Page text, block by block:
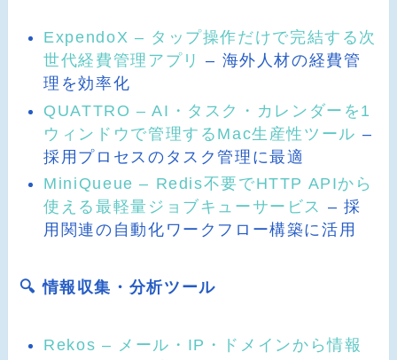
ExpendoX – タップ操作だけで完結する次
世代経費管理アプリ – 海外人材の経費管
理を効率化
QUATTRO – AI・タスク・カレンダーを1
ウィンドウで管理するMac生産性ツール –
採用プロセスのタスク管理に最適
MiniQueue – Redis不要でHTTP APIから
使える最軽量ジョブキューサービス – 採
用関連の自動化ワークフロー構築に活用
🔍 情報収集・分析ツール
Rekos – メール・IP・ドメインから情報